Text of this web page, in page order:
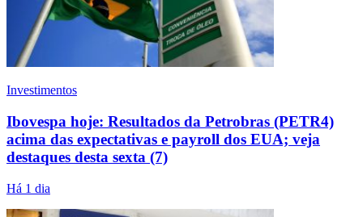
Investimentos
Ibovespa hoje: Resultados da Petrobras (PETR4)
acima das expectativas e payroll dos EUA; veja
destaques desta sexta (7)
Há 1 dia